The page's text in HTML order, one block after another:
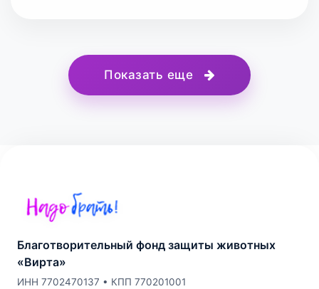
Показать еще
Благотворительный фонд защиты животных
«Вирта»
ИНН 7702470137 • КПП 770201001